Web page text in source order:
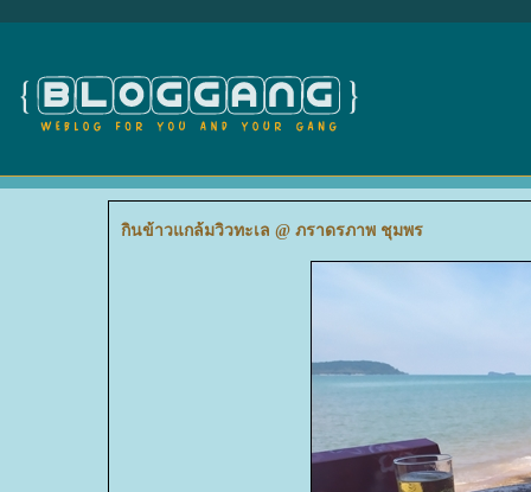
กินข้าวแกล้มวิวทะเล @ ภราดรภาพ ชุมพร